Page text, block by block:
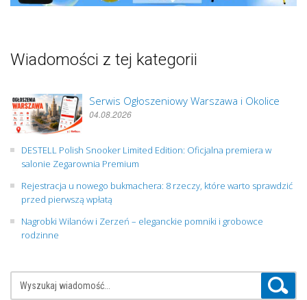
Wiadomości z tej kategorii
Serwis Ogłoszeniowy Warszawa i Okolice
04.08.2026
DESTELL Polish Snooker Limited Edition: Oficjalna premiera w
salonie Zegarownia Premium
Rejestracja u nowego bukmachera: 8 rzeczy, które warto sprawdzić
przed pierwszą wpłatą
Nagrobki Wilanów i Zerzeń – eleganckie pomniki i grobowce
rodzinne